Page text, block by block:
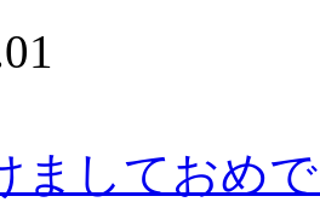
ましておめ